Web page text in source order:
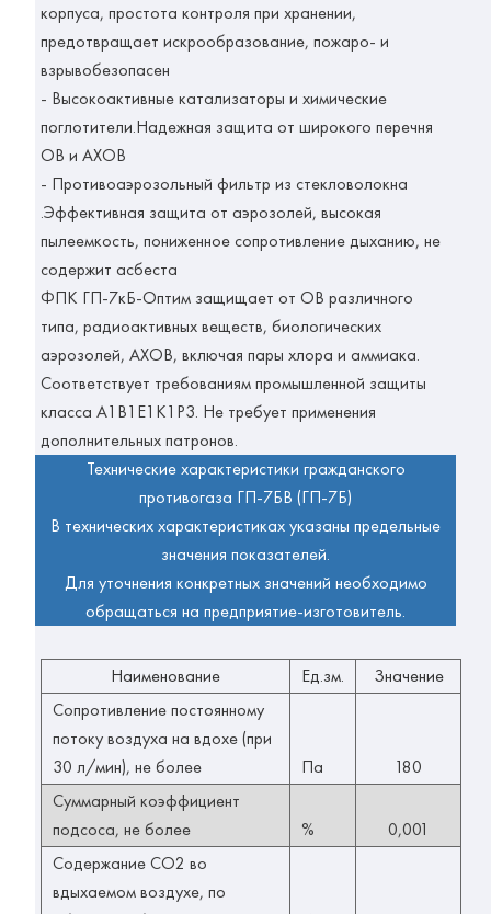
корпуса, простота контроля при хранении,
предотвращает искрообразование, пожаро- и
взрывобезопасен
- Высокоактивные катализаторы и химические
поглотители.Надежная защита от широкого перечня
ОВ и АХОВ
- Противоаэрозольный фильтр из стекловолокна
.Эффективная защита от аэрозолей, высокая
пылеемкость, пониженное сопротивление дыханию, не
содержит асбеста
ФПК ГП-7кБ-Оптим защищает от ОВ различного
типа, радиоактивных веществ, биологических
аэрозолей, АХОВ, включая пары хлора и аммиака.
Соответствует требованиям промышленной защиты
класса А1В1Е1К1Р3. Не требует применения
дополнительных патронов.
Технические характеристики гражданского
противогаза ГП-7БВ (ГП-7Б)
В технических характеристиках указаны предельные
значения показателей.
Для уточнения конкретных значений необходимо
обращаться на предприятие-изготовитель.
Наименование Ед.зм.
Значение
Сопротивление постоянному
потоку воздуха на вдохе (при
30 л/мин), не более
Па
180
Суммарный коэффициент
подсоса, не более
%
0,001
Содержание СО2 во
вдыхаемом воздухе, по